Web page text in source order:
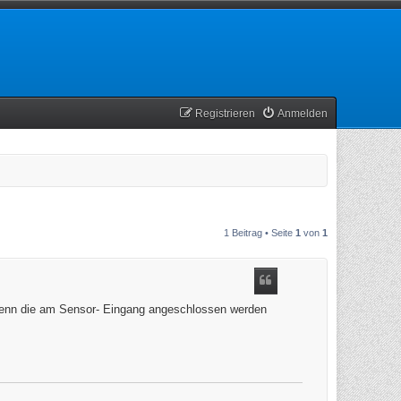
Anmelden
Registrieren
1 Beitrag • Seite 1 von 1
die am Sensor- Eingang angeschlossen werden